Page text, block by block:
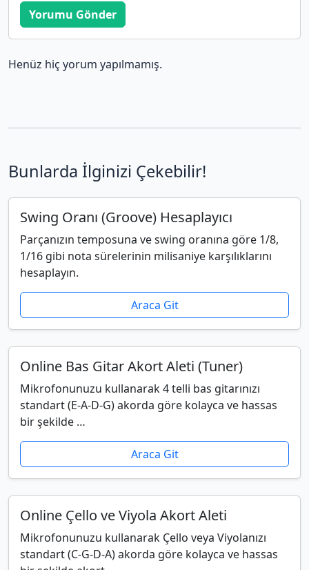
Yorumu Gönder
Henüz hiç yorum yapılmamış.
Bunlarda İlginizi Çekebilir!
Swing Oranı (Groove) Hesaplayıcı
Parçanızın temposuna ve swing oranına göre 1/8,
1/16 gibi nota sürelerinin milisaniye karşılıklarını
hesaplayın.
Araca Git
Online Bas Gitar Akort Aleti (Tuner)
Mikrofonunuzu kullanarak 4 telli bas gitarınızı
standart (E-A-D-G) akorda göre kolayca ve hassas
bir şekilde …
Araca Git
Online Çello ve Viyola Akort Aleti
Mikrofonunuzu kullanarak Çello veya Viyolanızı
standart (C-G-D-A) akorda göre kolayca ve hassas